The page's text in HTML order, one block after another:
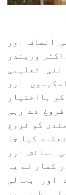
سماجی انصاف اور
وریندر
تعلیمی
اور
بااختیار
دے رہی
کو فروغ
کیا جا
نمائش اور
کمار نے یہ
اور بحالی